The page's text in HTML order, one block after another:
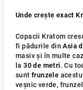
Unde crește exact
Copacii Kratom
fi pădurile din Asia
masiv și în multe
la 30 de metri. Cu
sunt frunzele
veșnic verde,